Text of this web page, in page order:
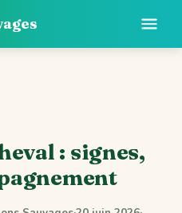
: signes,